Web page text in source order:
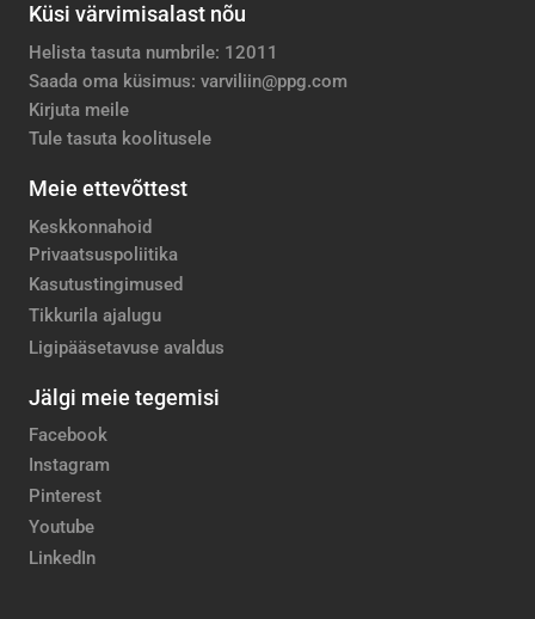
Küsi värvimisalast nõu
Helista tasuta numbrile: 12011
Saada oma küsimus: varviliin@ppg.com
Kirjuta meile
Tule tasuta koolitusele
Meie ettevõttest
Keskkonnahoid
Privaatsuspoliitika
Kasutustingimused
Tikkurila ajalugu
Ligipääsetavuse avaldus
Jälgi meie tegemisi
Facebook
Instagram
Pinterest
Youtube
LinkedIn